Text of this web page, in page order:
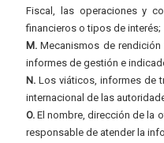
Fiscal, las operaciones y
financieros o tipos de interés;
M. Mecanismos de
informes de gestión e
N. Los viáticos, informes de
internacional de las
O. El nombre, dirección de la
responsable de atender la